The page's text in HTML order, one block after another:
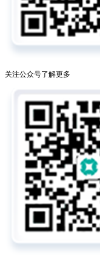
关注公众号了解更多